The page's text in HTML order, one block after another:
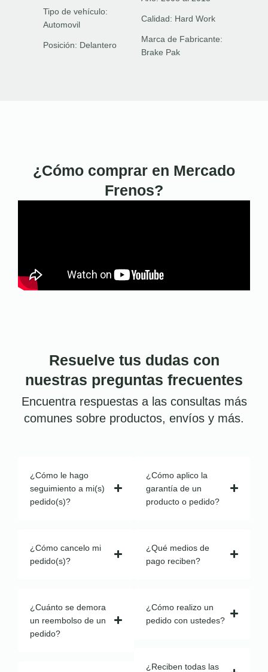
Tipo de vehículo:
Automovil
Posición: Delantero
Calidad: Hard Work
Marca de Fabricante:
Brake Pak
¿Cómo comprar en Mercado
Frenos?
Resuelve tus dudas con
nuestras preguntas frecuentes
Encuentra respuestas a las consultas más
comunes sobre productos, envíos y más.
¿Cómo le hago
seguimiento a mi(s)
pedido(s)?
¿Cómo cancelo mi
pedido(s)?
¿Cuánto se demora
un reembolso de un
pedido?
¿Cómo aplico la
garantía de un
producto o pedido?
¿Qué medios de
pago reciben?
¿Cómo realizo un
pedido con ustedes?
¿Reciben todas las